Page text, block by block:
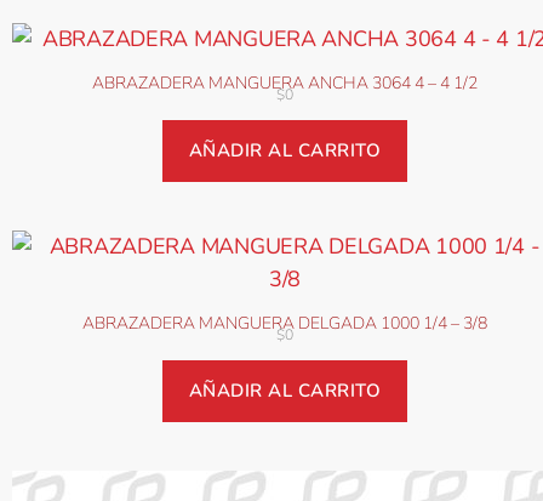
ABRAZADERA MANGUERA ANCHA 3064 4 – 4 1/2
$0
AÑADIR AL CARRITO
ABRAZADERA MANGUERA DELGADA 1000 1/4 – 3/8
$0
AÑADIR AL CARRITO